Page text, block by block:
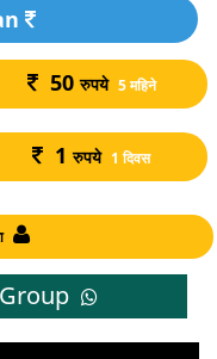
50 रुपये 5 महिने
1 रुपये 1 दिवस